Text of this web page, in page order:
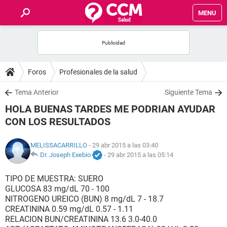
MENU
FOROS
SALUD
FAMILIA
NUTRICIÓN
SEXUALIDAD
GLOSARIO
Foros Profesionales de la salud
Tema Anterior Siguiente Tema
HOLA BUENAS TARDES ME PODRIAN AYUDAR
CON LOS RESULTADOS
MELISSACARRILLO - 29 abr 2015 a las 03:40
Dr. Joseph Exebio
- 29 abr 2015 a las 05:14
TIPO DE MUESTRA: SUERO
GLUCOSA 83 mg/dL 70 - 100
NITROGENO UREICO (BUN) 8 mg/dL 7 - 18.7
CREATININA 0.59 mg/dL 0.57 - 1.11
RELACION BUN/CREATININA 13.6 3.0-40.0